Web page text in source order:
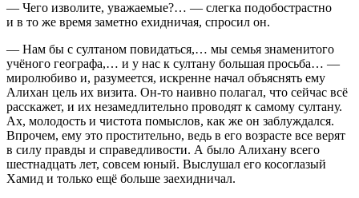
— Чего изволите, уважаемые?… — слегка подобострастно
и в то же время заметно ехидничая, спросил он.
— Нам бы с султаном повидаться,… мы семья знаменитого
учёного географа,… и у нас к султану большая просьба… —
миролюбиво и, разумеется, искренне начал объяснять ему
Алихан цель их визита. Он-то наивно полагал, что сейчас всё
расскажет, и их незамедлительно проводят к самому султану.
Ах, молодость и чистота помыслов, как же он заблуждался.
Впрочем, ему это простительно, ведь в его возрасте все верят
в силу правды и справедливости. А было Алихану всего
шестнадцать лет, совсем юный. Выслушал его косоглазый
Хамид и только ещё больше заехидничал.